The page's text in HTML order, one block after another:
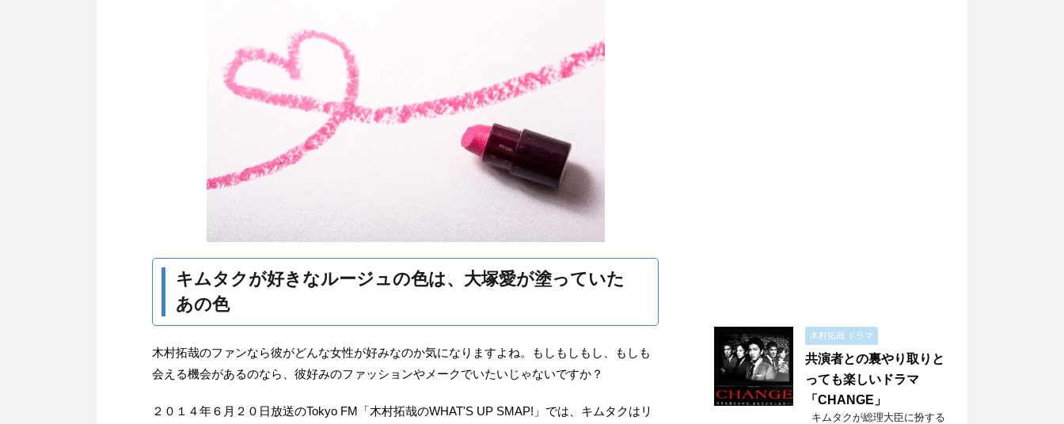
キムタクが好きなルージュの色は、大塚愛が塗っていた
あの色
木村拓哉のファンなら彼がどんな女性が好みなのか気になりますよね。もしもしもし、もしも
会える機会があるのなら、彼好みのファッションやメークでいたいじゃないですか？
２０１４年６月２０日放送のTokyo FM「木村拓哉のWHAT'S UP SMAP!」では、キムタクはリ
木村拓哉 ドラマ
共演者との裏やり取りと
っても楽しいドラマ
「CHANGE」
キムタクが総理大臣に扮する